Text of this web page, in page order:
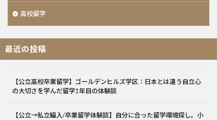
高校留学
最近の投稿
【公立高校卒業留学】ゴールデンヒルズ学区：日本とは違う自立心
の大切さを学んだ留学1年目の体験談
【公立→私立編入/卒業留学体験談】自分に合った留学環境探し。小